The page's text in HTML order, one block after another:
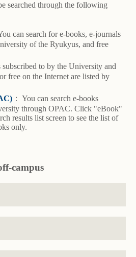
searched through the following
can search for e-books, e-journals
of the Ryukyus, and free
subscribed to by the University and
free on the Internet are listed by
： You can search e-books
through OPAC. Click "eBook"
results list screen to see the list of
only.
campus